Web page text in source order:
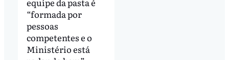
“formada por
pessoas
competentes e o
Ministério está